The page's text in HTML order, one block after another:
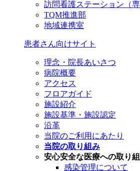
訪問看護ステーション（専
TQM推進部
地域連携室
患者さん向けサイト
理念・院長あいさつ
病院概要
アクセス
フロアガイド
施設紹介
施設基準・施設認定
沿革
当院のご利用にあたり
当院の取り組み
安心安全な医療への取り
感染管理について